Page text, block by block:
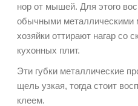
нор от мышей. Для этого
обычными
хозяйки оттирают нагар со
кухонных плит.
Эти губки металлические
щель узкая, тогда стоит
клеем.